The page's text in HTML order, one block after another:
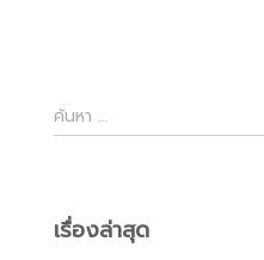
ค้
น
สำ
ค้นหา …
เรื่องล่าสุด